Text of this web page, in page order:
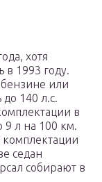
хотя
в 1993 году.
или
140 л.с.
в
9 л на 100 км.
седан
собирают в